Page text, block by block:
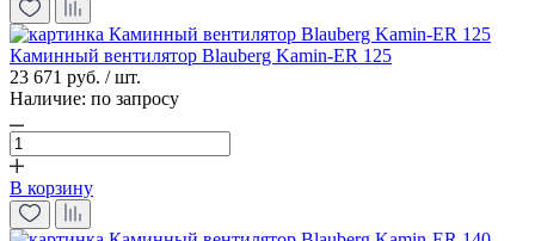
Каминный вентилятор Blauberg Kamin-ER 125
23 671 руб. / шт.
Наличие: по запросу
В корзину